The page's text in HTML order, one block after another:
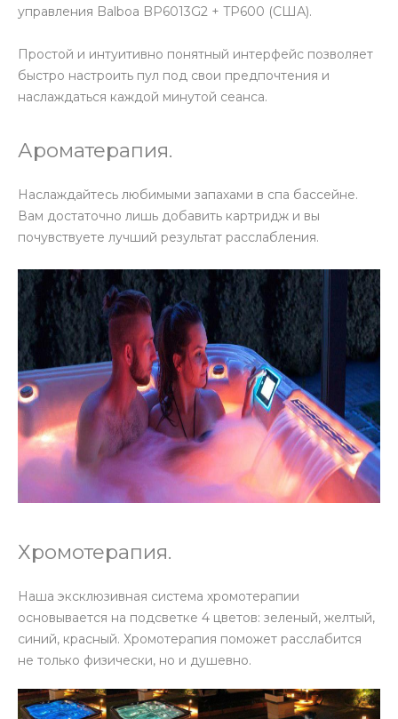
управления Balboa BP6013G2 + TP600 (США).
Простой и интуитивно понятный интерфейс позволяет
быстро настроить пул под свои предпочтения и
наслаждаться каждой минутой сеанса.
Ароматерапия.
Наслаждайтесь любимыми запахами в спа бассейне.
Вам достаточно лишь добавить картридж и вы
почувствуете лучший результат расслабления.
Хромотерапия.
Наша эксклюзивная система хромотерапии
основывается на подсветке 4 цветов: зеленый, желтый,
синий, красный. Хромотерапия поможет расслабится
не только физически, но и душевно.